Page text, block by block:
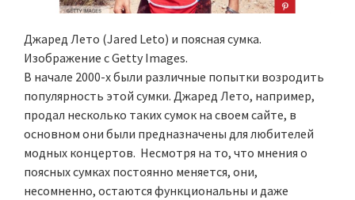
Джаред Лето (Jared Leto) и поясная сумка.
Изображение с Getty Images.
В начале 2000-х были различные попытки возродить
популярность этой сумки. Джаред Лето, например,
продал несколько таких сумок на своем сайте, в
основном они были предназначены для любителей
модных концертов. Несмотря на то, что мнения о
поясных сумках постоянно меняется, они,
несомненно, остаются функциональны и даже